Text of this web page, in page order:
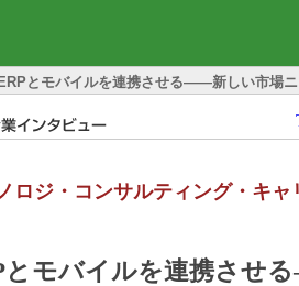
とモバイルを連携させる――新しい市場
ロジ・コンサルティング・キャ
とモバイルを連携させ